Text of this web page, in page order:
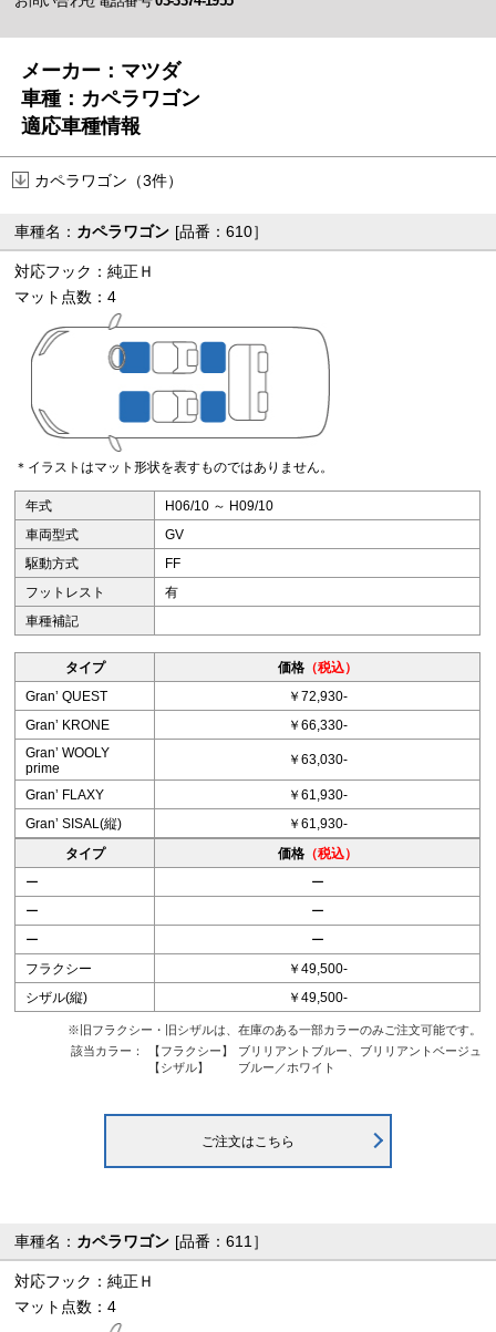
メーカー：マツダ
車種：カペラワゴン
適応車種情報
カペラワゴン（3件）
車種名： カペラワゴン [品番：610］
対応フック：純正Ｈ
マット点数：4
＊イラストはマット形状を表すものではありません。
年式
H06/10 ～ H09/10
車両型式
GV
駆動方式
FF
フットレスト
有
車種補記
タイプ 価格（税込）
Granʼ QUEST
￥72,930-
Granʼ KRONE
￥66,330-
Granʼ WOOLY
prime
￥63,030-
Granʼ FLAXY
￥61,930-
Granʼ SISAL(縦)
￥61,930-
タイプ
価格（税込）
ー
ー
ー
ー
ー
ー
フラクシー
￥49,500-
シザル(縦)
￥49,500-
※旧フラクシー・旧シザルは、在庫のある一部カラーのみご注文可能です。
該当カラー：
【フラクシー】
ブリリアントブルー、ブリリアントベージュ
【シザル】
ブルー／ホワイト
ご注文はこちら
車種名： カペラワゴン [品番：611］
対応フック：純正Ｈ
マット点数：4